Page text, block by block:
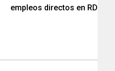
empleos directos en RD